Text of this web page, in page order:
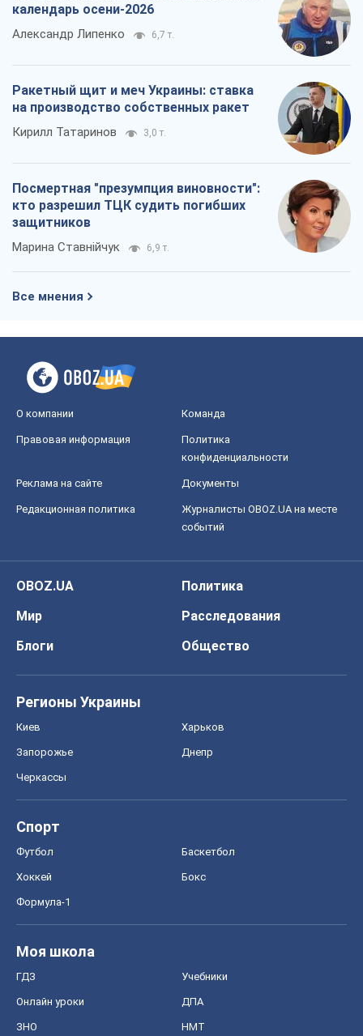
календарь осени-2026
Александр Липенко 6,7 т.
Ракетный щит и меч Украины: ставка
на производство собственных ракет
Кирилл Татаринов 3,0 т.
Посмертная "презумпция виновности":
кто разрешил ТЦК судить погибших
защитников
Марина Ставнійчук 6,9 т.
Все мнения
О компании Команда
Правовая информация
Политика
конфиденциальности
Реклама на сайте Документы
Редакционная политика
Журналисты OBOZ.UA на месте
событий
OBOZ.UA
Политика
Мир
Расследования
Блоги
Общество
Регионы Украины
Киев Харьков
Запорожье Днепр
Черкассы
Спорт
Футбол Баскетбол
Хоккей Бокс
Формула-1
Моя школа
ГДЗ Учебники
Онлайн уроки ДПА
ЗНО НМТ